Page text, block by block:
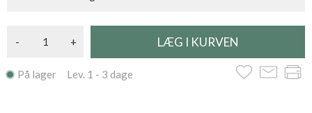
- +
På lager Lev. 1 - 3 dage